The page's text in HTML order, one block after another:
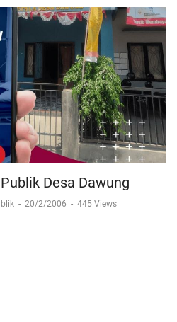
Desa Dawung
- 20/2/2006 - 445 Views